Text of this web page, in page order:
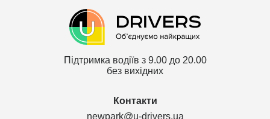
Підтримка водіїв з 9.00 до 20.00
без вихідних
Контакти
newpark@u-drivers.ua